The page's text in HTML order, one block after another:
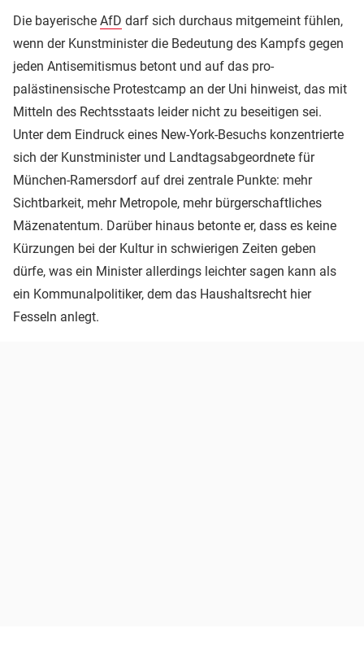
Die bayerische AfD darf sich durchaus mitgemeint fühlen,
wenn der Kunstminister die Bedeutung des Kampfs gegen
jeden Antisemitismus betont und auf das pro-
palästinensische Protestcamp an der Uni hinweist, das mit
Mitteln des Rechtsstaats leider nicht zu beseitigen sei.
Unter dem Eindruck eines New-York-Besuchs konzentrierte
sich der Kunstminister und Landtagsabgeordnete für
München-Ramersdorf auf drei zentrale Punkte: mehr
Sichtbarkeit, mehr Metropole, mehr bürgerschaftliches
Mäzenatentum. Darüber hinaus betonte er, dass es keine
Kürzungen bei der Kultur in schwierigen Zeiten geben
dürfe, was ein Minister allerdings leichter sagen kann als
ein Kommunalpolitiker, dem das Haushaltsrecht hier
Fesseln anlegt.